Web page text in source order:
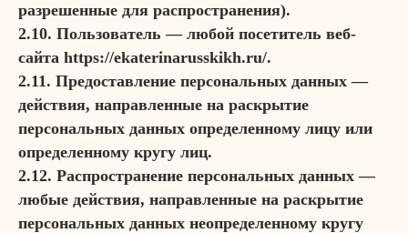
разрешенные для распространения).
2.10. Пользователь — любой посетитель веб-
сайта https://ekaterinarusskikh.ru/.
2.11. Предоставление персональных данных —
действия, направленные на раскрытие
персональных данных определенному лицу или
определенному кругу лиц.
2.12. Распространение персональных данных —
любые действия, направленные на раскрытие
персональных данных неопределенному кругу